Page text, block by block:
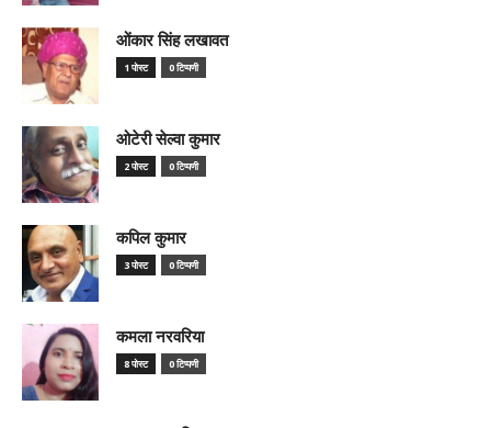
ओंकार सिंह लखावत
1 पोस्ट 0 टिप्पणी
ओटेरी सेल्वा कुमार
2 पोस्ट 0 टिप्पणी
कपिल कुमार
3 पोस्ट 0 टिप्पणी
कमला नरवरिया
8 पोस्ट 0 टिप्पणी